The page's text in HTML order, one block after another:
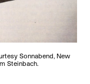
Sonnabend, New
Steinbach.